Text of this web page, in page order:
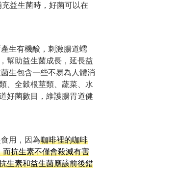
充益生菌時，好菌可以在
生有機酸，刺激腸道蠕
幫助益生菌成長，延長益
生包含一些不易為人體消
、全穀根莖類、蔬菜、水
好菌數目，維護腸胃道健
用，因為咖啡裡的咖啡
抗生素不僅會殺滅有害
生素和益生菌應該前後錯